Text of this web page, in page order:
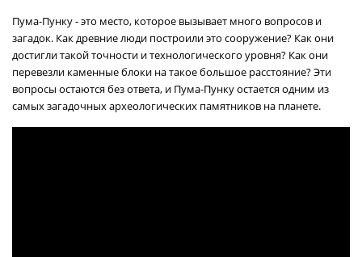
Пума-Пунку - это место, которое вызывает много вопросов и
загадок. Как древние люди построили это сооружение? Как они
достигли такой точности и технологического уровня? Как они
перевезли каменные блоки на такое большое расстояние? Эти
вопросы остаются без ответа, и Пума-Пунку остается одним из
самых загадочных археологических памятников на планете.